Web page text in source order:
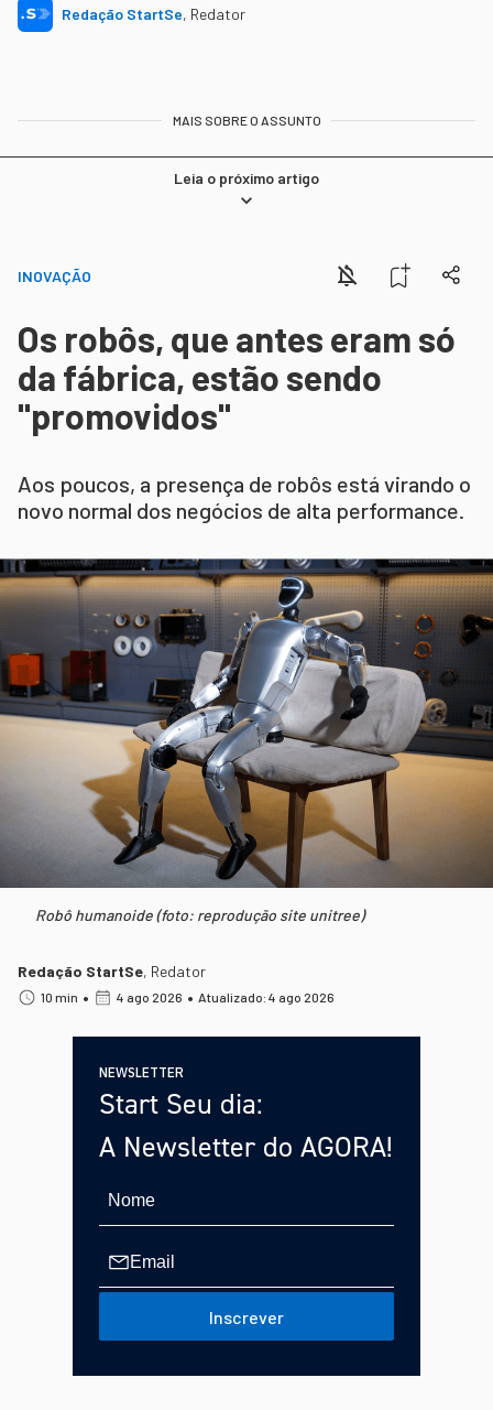
Redação StartSe, Redator
MAIS SOBRE O ASSUNTO
Leia o próximo artigo
INOVAÇÃO
Os robôs, que antes eram só
da fábrica, estão sendo
"promovidos"
Aos poucos, a presença de robôs está virando o
novo normal dos negócios de alta performance.
Robô humanoide (foto: reprodução site unitree)
Redação StartSe, Redator
10 min • 4 ago 2026 • Atualizado: 4 ago 2026
NEWSLETTER
Start Seu dia:
A Newsletter do AGORA!
Inscrever